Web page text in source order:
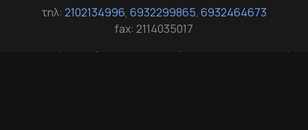
τηλ: 2102134996, 6932299865, 6932464673
fax: 2114035017
Σοφοκλή Βενιζέλου 16, Άγιοι Ανάργυροι 135 61, Αττική